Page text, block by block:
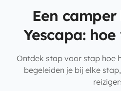
Een
Yescapa:
Ontdek stap voor stap hoe
begeleiden je bij elke